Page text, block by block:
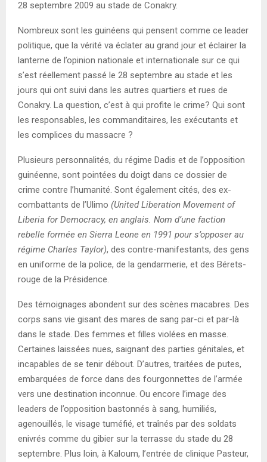
28 septembre 2009 au stade de Conakry.
Nombreux sont les guinéens qui pensent comme ce leader
politique, que la vérité va éclater au grand jour et éclairer la
lanterne de l’opinion nationale et internationale sur ce qui
s’est réellement passé le 28 septembre au stade et les
jours qui ont suivi dans les autres quartiers et rues de
Conakry. La question, c’est à qui profite le crime? Qui sont
les responsables, les commanditaires, les exécutants et
les complices du massacre ?
Plusieurs personnalités, du régime Dadis et de l’opposition
guinéenne, sont pointées du doigt dans ce dossier de
crime contre l’humanité. Sont également cités, des ex-
combattants de l’Ulimo (United Liberation Movement of
Liberia for Democracy, en anglais. Nom d’une faction
rebelle formée en Sierra Leone en 1991 pour s’opposer au
régime Charles Taylor), des contre-manifestants, des gens
en uniforme de la police, de la gendarmerie, et des Bérets-
rouge de la Présidence.
Des témoignages abondent sur des scènes macabres. Des
corps sans vie gisant des mares de sang par-ci et par-là
dans le stade. Des femmes et filles violées en masse.
Certaines laissées nues, saignant des parties génitales, et
incapables de se tenir débout. D’autres, traitées de putes,
embarquées de force dans des fourgonnettes de l’armée
vers une destination inconnue. Ou encore l’image des
leaders de l’opposition bastonnés à sang, humiliés,
agenouillés, le visage tuméfié, et traînés par des soldats
enivrés comme du gibier sur la terrasse du stade du 28
septembre. Plus loin, à Kaloum, l’entrée de clinique Pasteur,